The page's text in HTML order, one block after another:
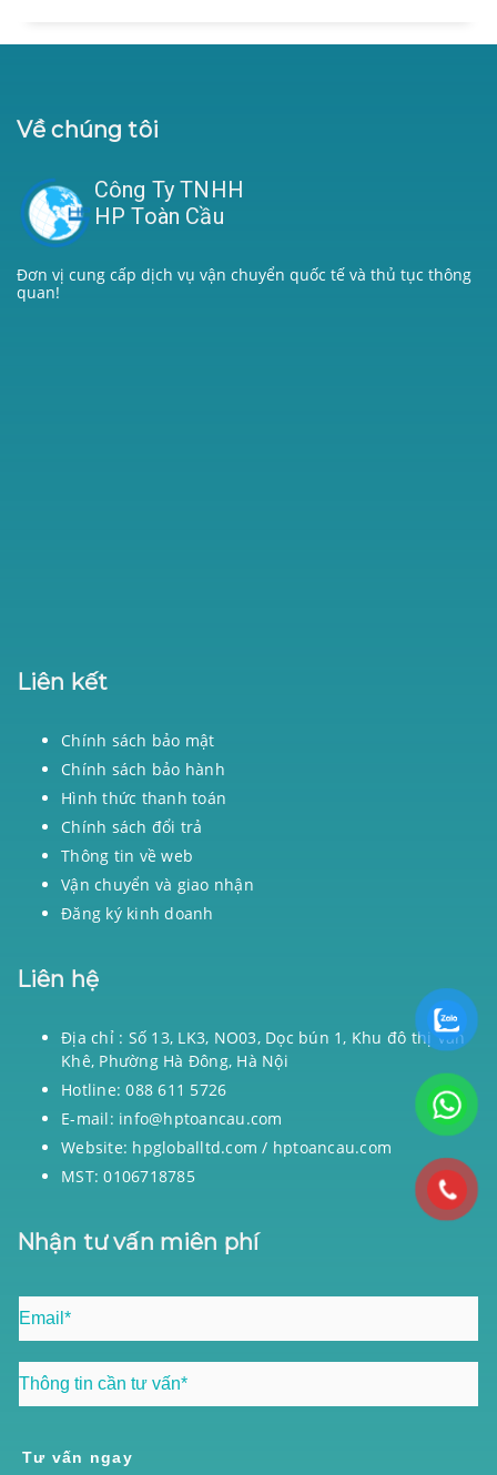
Về chúng tôi
Công Ty TNHH
HP Toàn Cầu
Đơn vị cung cấp dịch vụ vận chuyển quốc tế và thủ tục thông
quan!
Liên kết
Chính sách bảo mật
Chính sách bảo hành
Hình thức thanh toán
Chính sách đổi trả
Thông tin về web
Vận chuyển và giao nhận
Đăng ký kinh doanh
Liên hệ
Địa chỉ : Số 13, LK3, NO03, Dọc bún 1, Khu đô thị Văn
Khê, Phường Hà Đông, Hà Nội
Hotline: 088 611 5726
E-mail: info@hptoancau.com
Website: hpgloballtd.com / hptoancau.com
MST: 0106718785
Nhận tư vấn miên phí
Tư vấn ngay